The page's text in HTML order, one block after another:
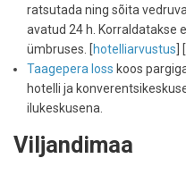
ratsutada ning sõita
avatud 24 h. Korraldatakse
ümbruses. [hotelliarvustus ] [
Taagepera loss koos
hotelli ja
ilukeskusena.
Viljandimaa